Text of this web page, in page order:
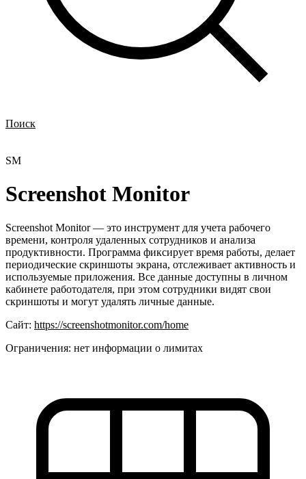
Поиск
SM
Screenshot Monitor
Screenshot Monitor — это инструмент для учета рабочего
времени, контроля удаленных сотрудников и анализа
продуктивности. Программа фиксирует время работы, делает
периодические скриншоты экрана, отслеживает активность и
используемые приложения. Все данные доступны в личном
кабинете работодателя, при этом сотрудники видят свои
скриншоты и могут удалять личные данные.
Сайт: https://screenshotmonitor.com/home
Ограничения: нет информации о лимитах